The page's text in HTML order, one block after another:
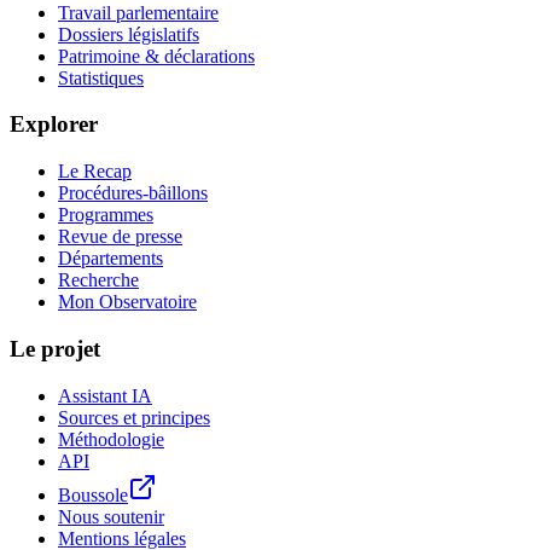
Travail parlementaire
Dossiers législatifs
Patrimoine & déclarations
Statistiques
Explorer
Le Recap
Procédures-bâillons
Programmes
Revue de presse
Départements
Recherche
Mon Observatoire
Le projet
Assistant IA
Sources et principes
Méthodologie
API
Boussole
Nous soutenir
Mentions légales